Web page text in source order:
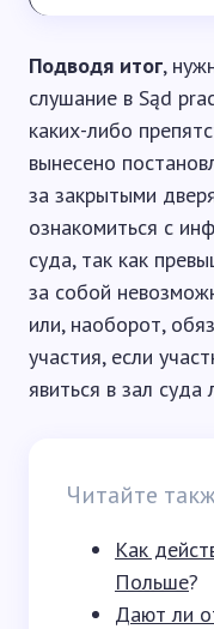
Подводя итог,
слушание в Sąd
каких-либо
вынесено
за закрытыми
ознакомиться с
суда, так как
за собой
или, наоборот,
участия, если
явиться в зал суда
Читайте
Как
Польше?
Дают ли